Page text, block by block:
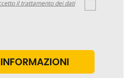
il trattamento dei dati